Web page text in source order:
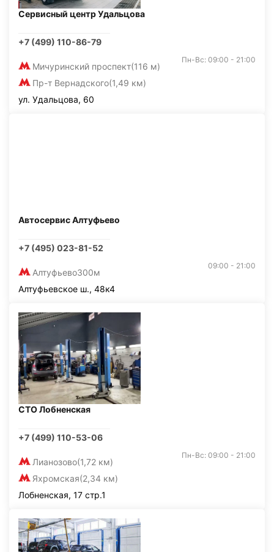
Сервисный центр Удальцова
+7 (499) 110-86-79
Мичуринский проспект(116 м)
Пр-т Вернадского(1,49 км)
Пн-Вс: 09:00 - 21:00
ул. Удальцова, 60
Автосервис Алтуфьево
+7 (495) 023-81-52
Алтуфьево300м
09:00 - 21:00
Алтуфьевское ш., 48к4
СТО Лобненская
+7 (499) 110-53-06
Лианозово(1,72 км)
Яхромская(2,34 км)
Пн-Вс: 09:00 - 21:00
Лобненская, 17 стр.1